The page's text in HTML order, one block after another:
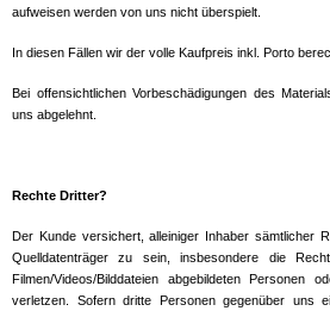
aufweisen werden von uns nicht überspielt.
In diesen Fällen wir der volle Kaufpreis inkl. Porto
Bei offensichtlichen Vorbeschädigungen des
uns abgelehnt.
Rechte Dritter?
Der Kunde versichert, alleiniger Inhaber sämtlicher
Quelldatenträger zu sein, insbesondere die
Filmen/Videos/Bilddateien abgebildeten Personen
verletzen. Sofern dritte Personen gegenüber uns